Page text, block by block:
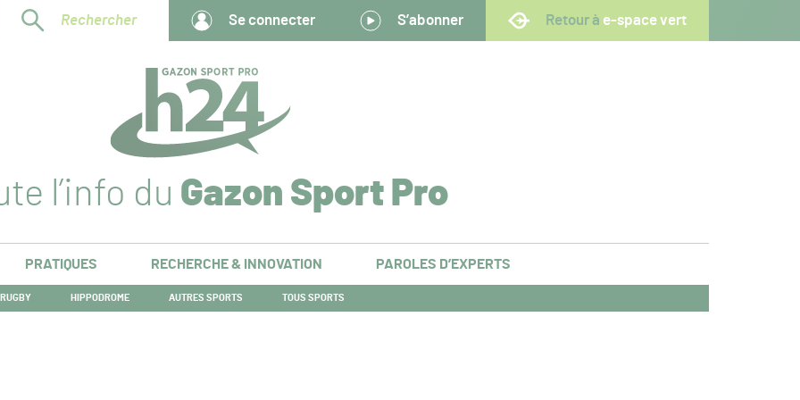
Rechercher Se connecter S’abonner Retour à e-space vert
l’info du Gazon Sport Pro
PRATIQUES RECHERCHE & INNOVATION PAROLES D’EXPERTS
RUGBY HIPPODROME AUTRES SPORTS TOUS SPORTS